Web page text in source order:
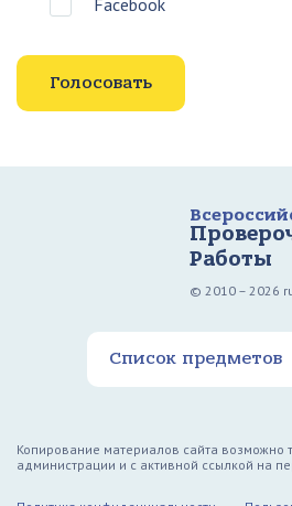
Работы
© 2010 – 2026
Список предметов
Копирование материалов сайта возможно
администрации и с активной ссылкой на